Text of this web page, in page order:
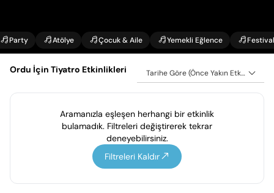
Party Atölye Çocuk & Aile Yemekli Eğlence Festival
Ordu İçin Tiyatro Etkinlikleri Tarihe Göre (Önce Yakın Etkinlikler)
Aramanızla eşleşen herhangi bir etkinlik
bulamadık. Filtreleri değiştirerek tekrar
deneyebilirsiniz.
Filtreleri Kaldır